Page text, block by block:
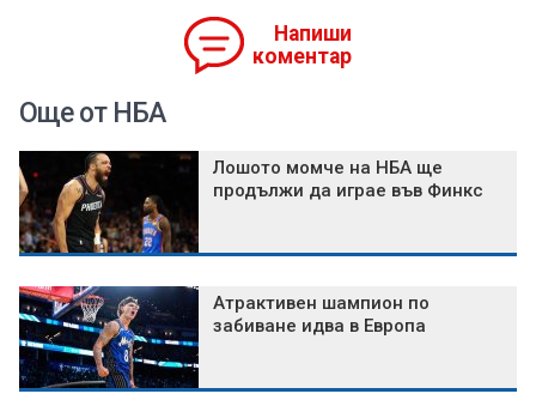
Напиши
коментар
Още от НБА
Лошото момче на НБА ще
продължи да играе във Финкс
Атрактивен шампион по
забиване идва в Европа